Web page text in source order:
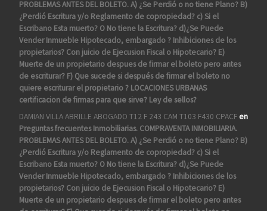
PROBLEMAS ANTES DEL BOLETO. A) ¿Se Perdió o no tiene Plano? B)
¿Perdió Escritura y/o Reglamento de copropiedad? c) Si el
Escribano Esta muerto? O No tiene la Escritura? d)¿Se Puede
Vender Inmueble Hipotecado, embargado ? Inhibiciones de los
propietarios? Con juicio de Ejecusion Fiscal o Hipotecario? E)
Muerte de un propietario despues de firmar el boleto pero antes
de escriturar? F) Que sucede si después de firmar el boleto no
quiere escriturar el propietario ? LOCACIONES URBANAS
certificacion de firmas para que sirve? Ley de sellos?
DAMIAN VILLA ABRILLE ABOGADO T12 F 243 CAM T103 F430 CPACFen
Preguntas frecuentes Inmobiliarias. COMPRAVENTA INMOBILIARIA.
PROBLEMAS ANTES DEL BOLETO. A) ¿Se Perdió o no tiene Plano? B)
¿Perdió Escritura y/o Reglamento de copropiedad? c) Si el
Escribano Esta muerto? O No tiene la Escritura? d)¿Se Puede
Vender Inmueble Hipotecado, embargado ? Inhibiciones de los
propietarios? Con juicio de Ejecusion Fiscal o Hipotecario? E)
Muerte de un propietario despues de firmar el boleto pero antes